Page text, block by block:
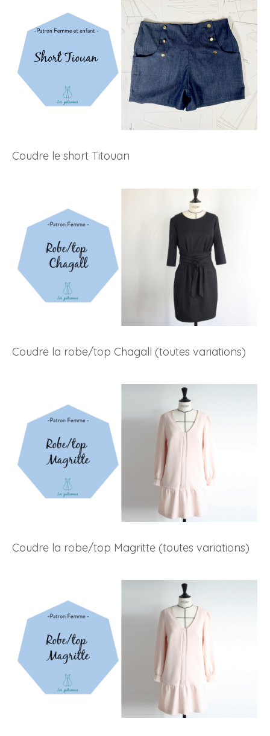
Coudre le short Titouan
Coudre la robe/top Chagall (toutes variations)
Coudre la robe/top Magritte (toutes variations)